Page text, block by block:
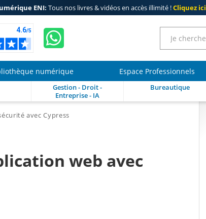
ENI: Tous nos livres & vidéos en accès illimité !Cliquez ici
numérique Espace Professionnels
Gestion - Droit -
Entreprise - IA
Bureautique
avec Cypress
web avec